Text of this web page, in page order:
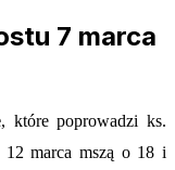
7 marca
, które poprowadzi ks.
marca mszą o 18 i